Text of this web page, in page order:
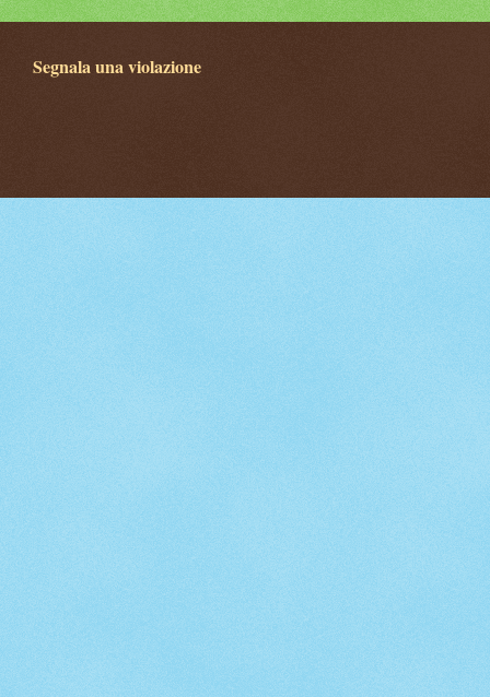
Segnala una violazione